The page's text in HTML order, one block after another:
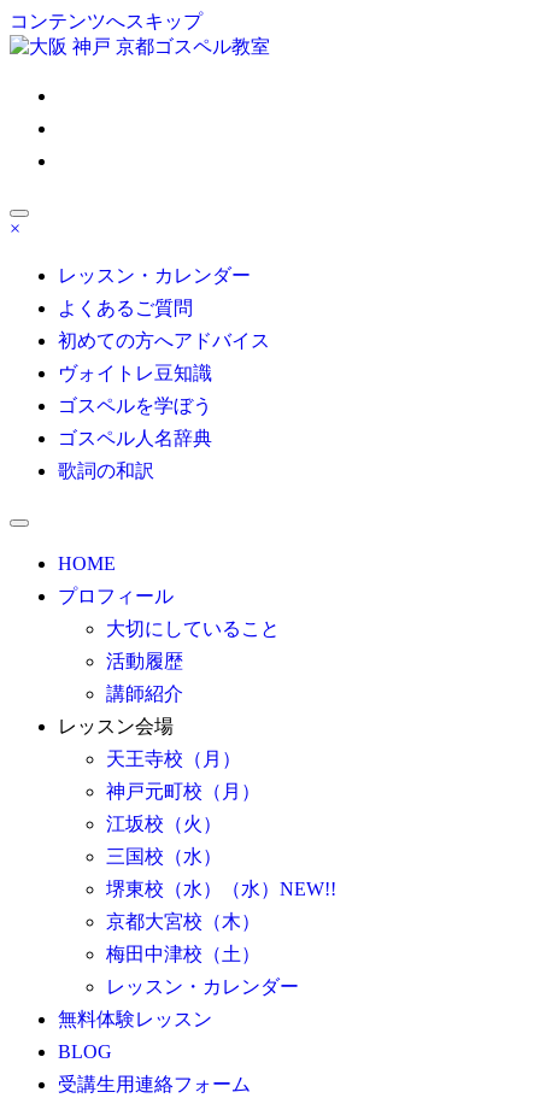
コンテンツへスキップ
ゴスペル 大阪/京都/神
Satisfy My Soul
ッスン受付中！自分の声を好きになる
×
レッスン・カレンダー
よくあるご質問
初めての方へアドバイス
ヴォイトレ豆知識
ゴスペルを学ぼう
ゴスペル人名辞典
歌詞の和訳
HOME
プロフィール
大切にしていること
活動履歴
講師紹介
レッスン会場
天王寺校（月）
神戸元町校（月）
江坂校（火）
三国校（水）
堺東校（水）（水）NEW!!
京都大宮校（木）
梅田中津校（土）
レッスン・カレンダー
無料体験レッスン
BLOG
受講生用連絡フォーム